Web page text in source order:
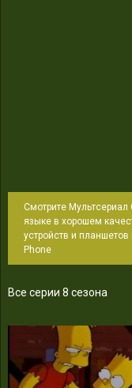
Смотрите
языке в хорошем
устройств и
Phone
Все серии 8 сезона